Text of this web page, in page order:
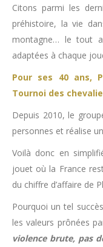
Citons parmi les
préhistoire, la vie
montagne… le tout
adaptées à chaque
Pour ses 40 ans,
Tournoi des
Depuis 2010, le
personnes et réalise
Voilà donc en
jouet où la France
du chiffre d’affaire de
Pourquoi un tel
les valeurs prônées
violence brute, pas